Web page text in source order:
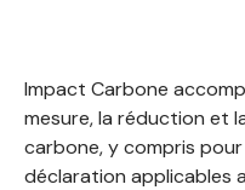
Impact Carbone
mesure, la réduction et
carbone, y compris
déclaration applicables